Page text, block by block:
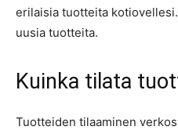
erilaisia tuotteita kotiovellesi.
uusia tuotteita.
Kuinka tilata
Tuotteiden tilaaminen